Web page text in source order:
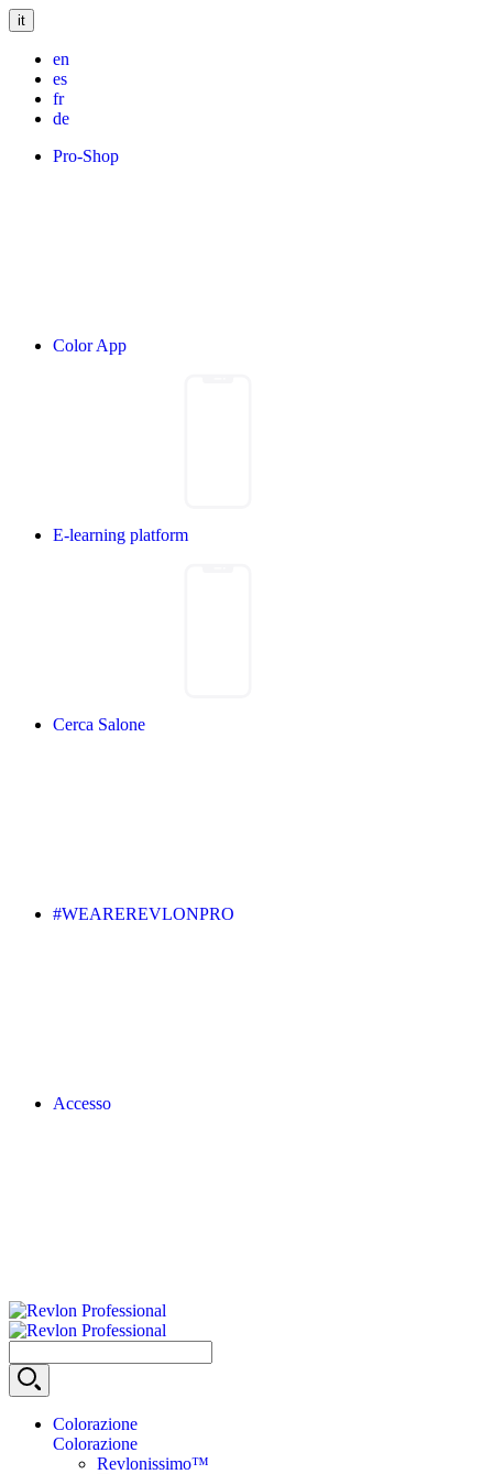
it
en
es
fr
de
Pro-Shop
Color App
E-learning platform
Cerca Salone
#WEAREREVLONPRO
Accesso
Colorazione
Colorazione
Revlonissimo™